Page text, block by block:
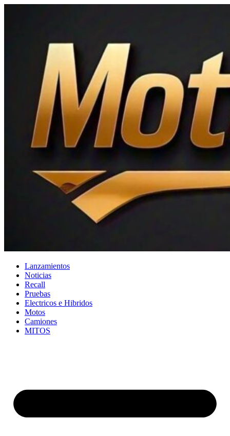
Lanzamientos
Noticias
Recall
Pruebas
Electricos e Hibridos
Motos
Camiones
MITOS